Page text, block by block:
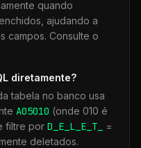
quando
ajudando a
campos. Consulte o
diretamente?
tabela no banco usa
A05010 (onde 010 é
filtre por D_E_L_E_T_
=
deletados.